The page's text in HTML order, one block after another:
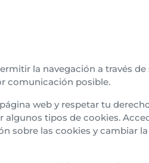
Historia e ideología
Asamblea general
Transparencia
Euzko Gaztedi
la navegación a través
comunicación posible.
web y respetar tu
tipos de cookies.
sobre las cookies y cambiar